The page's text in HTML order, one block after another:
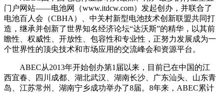
门户网站——电池网（www.itdcw.com）发起创办，并联合了
电池百人会（CBHA）、中关村新型电池技术创新联盟共同打
造， 继承并创新了世界知名经济论坛“达沃斯”的精华，以其前
瞻性、权威性、开放性、包容性和专业性，正努力发展成为一
个世界性的顶尖技术和市场应用的交流峰会和资源平台。
ABEC从2013年开始创办第1届以来，目前已在中国的江
西宜春、四川成都、湖北武汉、湖南长沙、广东汕头、山东青
岛、江苏常州、湖南宁乡成功举办了8届。8年来，ABEC累计